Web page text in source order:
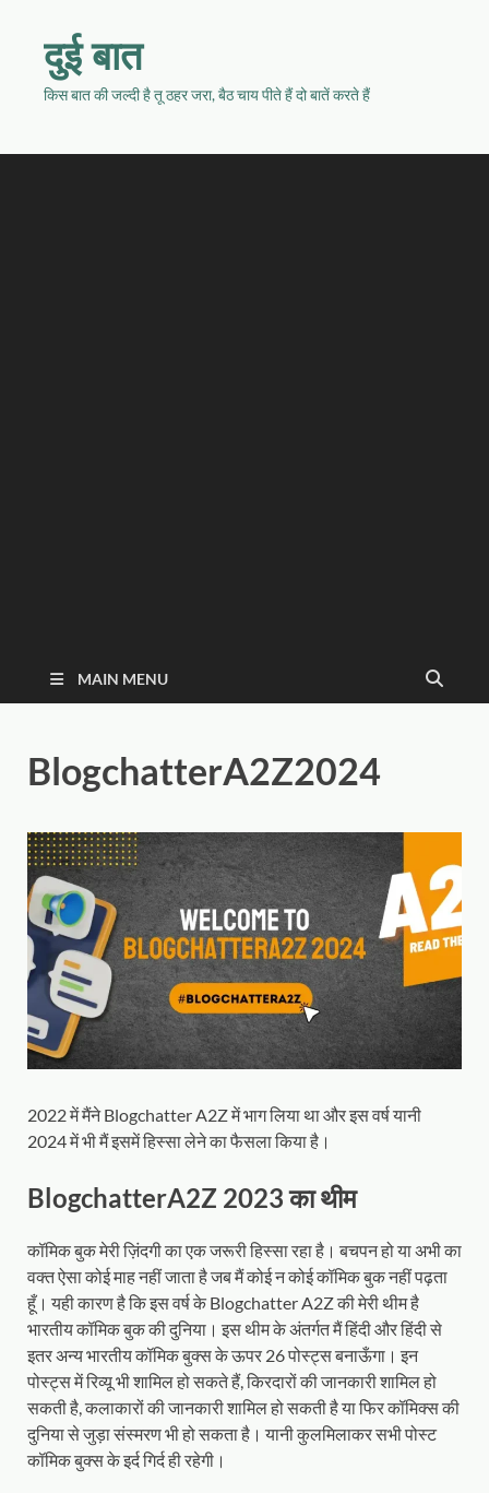
दुई बात
किस बात की जल्दी है तू ठहर जरा, बैठ चाय पीते हैं दो बातें करते हैं
MAIN MENU
BlogchatterA2Z2024
2022 में मैंने Blogchatter A2Z में भाग लिया था और इस वर्ष यानी
2024 में भी मैं इसमें हिस्सा लेने का फैसला किया है।
BlogchatterA2Z 2023 का थीम
कॉमिक बुक मेरी ज़िंदगी का एक जरूरी हिस्सा रहा है। बचपन हो या अभी का
वक्त ऐसा कोई माह नहीं जाता है जब मैं कोई न कोई कॉमिक बुक नहीं पढ़ता
हूँ। यही कारण है कि इस वर्ष के Blogchatter A2Z की मेरी थीम है
भारतीय कॉमिक बुक की दुनिया। इस थीम के अंतर्गत मैं हिंदी और हिंदी से
इतर अन्य भारतीय कॉमिक बुक्स के ऊपर 26 पोस्ट्स बनाऊँगा। इन
पोस्ट्स में रिव्यू भी शामिल हो सकते हैं, किरदारों की जानकारी शामिल हो
सकती है, कलाकारों की जानकारी शामिल हो सकती है या फिर कॉमिक्स की
दुनिया से जुड़ा संस्मरण भी हो सकता है। यानी कुलमिलाकर सभी पोस्ट
कॉमिक बुक्स के इर्द गिर्द ही रहेगी।